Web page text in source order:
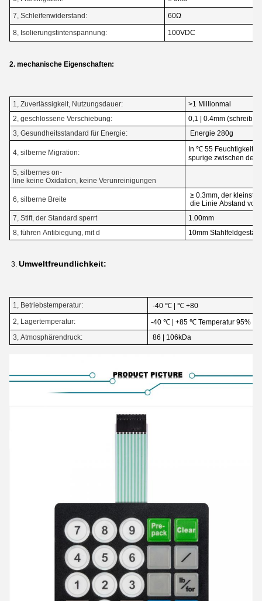
7, Schleifenwiderstand: 60Ω
8, Isolierungstintenspannung: 100VDC
2. mechanische Eigenschaften:
1, Zuverlässigkeit, Nutzungsdauer:
>1 Millionmal
2, geschlossene Verschiebung:
0,1 | 0.4mm
3, Gesundheitsstandard für Energie:
Energie 280g
4, silberne Migration:
In ℃ 55 Feuchtigkeit
spurige zwischen
5, silbernes on-
line keine Oxidation, keine Verunreinigungen
6, silberne Breite
≥ 0.3mm, der kleinste
die Linie Abstand
7, Stift, der Standard sperrt
1.00mm
8, führen Antibiegung, mit d
10mm
3. Umweltfreundlichkeit:
1, Betriebstemperatur:
-40 ℃ | ℃ +80
2, Lagertemperatur:
-40 ℃ | +85 ℃ Temperatur 95% ±
3, Atmosphärendruck:
86 | 106kDa